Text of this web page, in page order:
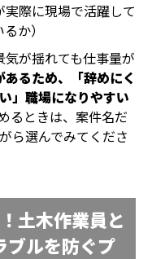
際に現場で活躍して
か）
が揺れても仕事量が
るため、「辞めにく
」職場になりやすい
るときは、案件名だ
ら選んでみてくださ
土木作業員と
ブルを防ぐプ